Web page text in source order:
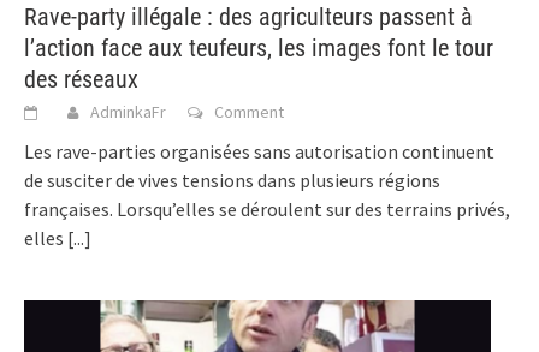
Rave-party illégale : des agriculteurs passent à
l’action face aux teufeurs, les images font le tour
des réseaux
AdminkaFr Comment
Les rave-parties organisées sans autorisation continuent
de susciter de vives tensions dans plusieurs régions
françaises. Lorsqu’elles se déroulent sur des terrains privés,
elles [...]